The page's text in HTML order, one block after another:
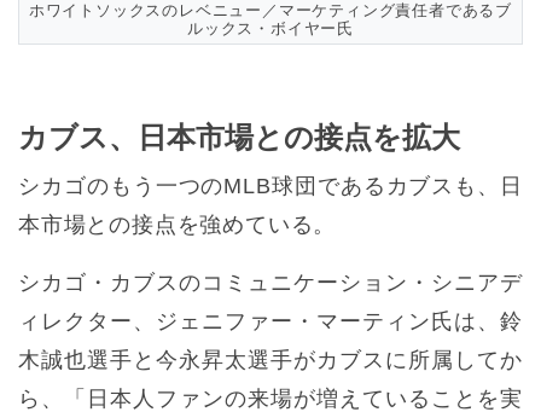
ホワイトソックスのレベニュー／マーケティング責任者であるブ
ルックス・ボイヤー氏
カブス、日本市場との接点を拡大
シカゴのもう一つのMLB球団であるカブスも、日
本市場との接点を強めている。
シカゴ・カブスのコミュニケーション・シニアデ
ィレクター、ジェニファー・マーティン氏は、鈴
木誠也選手と今永昇太選手がカブスに所属してか
ら、「日本人ファンの来場が増えていることを実